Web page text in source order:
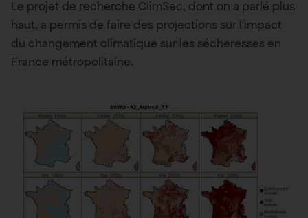
Le projet de recherche ClimSec, dont on a parlé plus
haut, a permis de faire des projections sur l’impact
du changement climatique sur les sécheresses en
France métropolitaine.